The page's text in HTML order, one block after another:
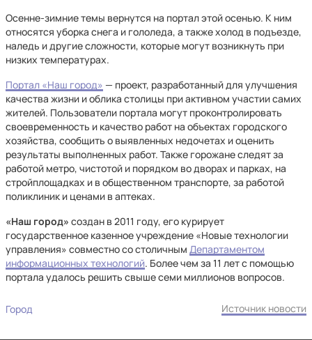
Осенне-зимние темы вернутся на портал этой осенью. К ним
относятся уборка снега и гололеда, а также холод в подъезде,
наледь и другие сложности, которые могут возникнуть при
низких температурах.
Портал «Наш город» — проект, разработанный для улучшения
качества жизни и облика столицы при активном участии самих
жителей. Пользователи портала могут проконтролировать
своевременность и качество работ на объектах городского
хозяйства, сообщить о выявленных недочетах и оценить
результаты выполненных работ. Также горожане следят за
работой метро, чистотой и порядком во дворах и парках, на
стройплощадках и в общественном транспорте, за работой
поликлиник и ценами в аптеках.
«Наш город» создан в 2011 году, его курирует
государственное казенное учреждение «Новые технологии
управления» совместно со столичным Департаментом
информационных технологий. Более чем за 11 лет с помощью
портала удалось решить свыше семи миллионов вопросов.
Город Источник новости